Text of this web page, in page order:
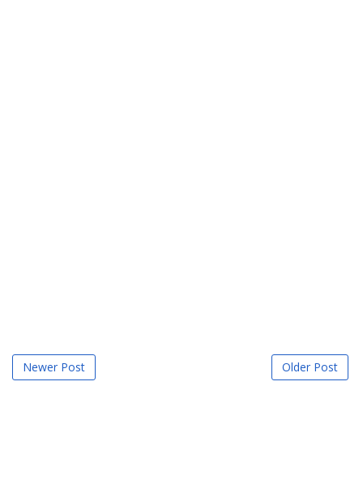
Newer Post Older Post